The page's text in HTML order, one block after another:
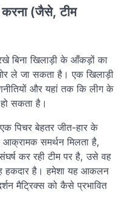
करना (जैसे, टीम
बिना खिलाड़ी के आँकड़ों का
ले जा सकता है। एक खिलाड़ी
और यहां तक कि लीग के
हो सकता है।
पिचर बेहतर जीत-हार के
आक्रामक समर्थन मिलता है,
कर रही टीम पर है, उसे वह
हकदार है। हमेशा यह आकलन
मैट्रिक्स को कैसे प्रभावित